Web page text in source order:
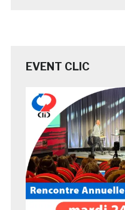
EVENT CLIC